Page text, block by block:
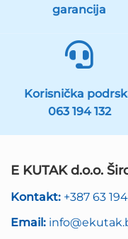
garancija
Korisnička
063 194 132
E KUTAK d.o.o.
Kontakt: +387 63
Email: